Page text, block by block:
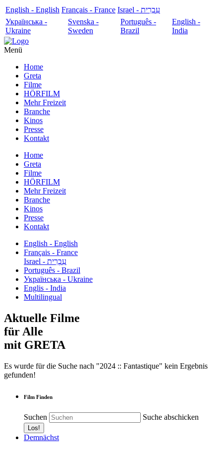
English - English Français - France
עִבְרִית - Israel
Українська -
Ukraine
Svenska -
Sweden
Português -
Brazil
English -
India
Menü
Home
Greta
Filme
HÖRFILM
Mehr Freizeit
Branche
Kinos
Presse
Kontakt
Home
Greta
Filme
HÖRFILM
Mehr Freizeit
Branche
Kinos
Presse
Kontakt
English - English
Français - France
עִבְרִית - Israel
Português - Brazil
Українська - Ukraine
Englis - India
Multilingual
Aktuelle Filme
für Alle
mit GRETA
Es wurde für die Suche nach "2024 :: Fantastique" kein Ergebnis
gefunden!
Film Finden
Suchen Suche abschicken
Demnächst